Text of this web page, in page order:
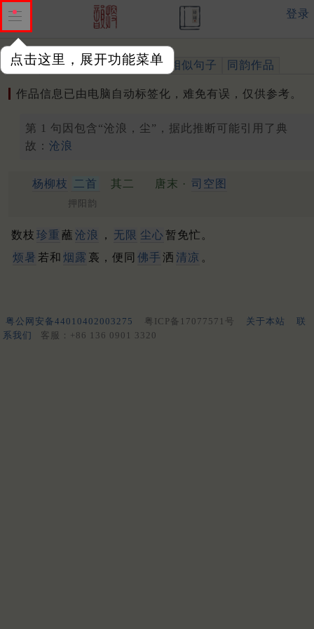
点击这里，展开功能菜单
登录
作品 标注四声 出处、引用 相似句子 同韵作品
作品信息已由电脑自动标签化，难免有误，仅供参考。
第 1 句因包含“沧浪，尘”，据此推断可能引用了典
故： 沧浪
杨柳枝 二首 其二 唐末 · 司空图
押阳韵
数枝 珍重 蘸 沧浪 ， 无限 尘心暂免忙。
烦暑 若和 烟露 裛，便同 佛手 洒 清凉 。
粤公网安备44010402003275 粤ICP备17077571号 关于本站
联
系我们
客服：+86 136 0901 3320